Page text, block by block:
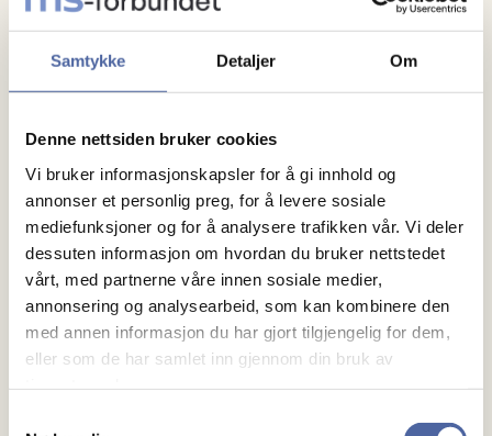
Samtykke Detaljer Om
Denne nettsiden bruker cookies
Vi bruker informasjonskapsler for å gi innhold og
annonser et personlig preg, for å levere sosiale
mediefunksjoner og for å analysere trafikken vår. Vi deler
dessuten informasjon om hvordan du bruker nettstedet
vårt, med partnerne våre innen sosiale medier,
annonsering og analysearbeid, som kan kombinere den
med annen informasjon du har gjort tilgjengelig for dem,
eller som de har samlet inn gjennom din bruk av
Shopping.
Om MS